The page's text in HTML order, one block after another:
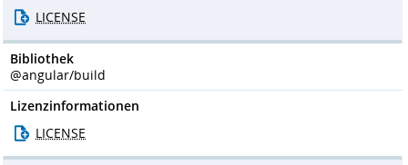
LICENSE
Bibliothek
@angular/build
Lizenzinformationen
LICENSE